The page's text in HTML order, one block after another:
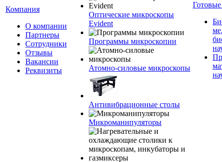
Компания
О компании
Партнеры
Сотрудники
Отзывы
Вакансии
Реквизиты
Оптические микроскопы
Evident
Программы микроскопии
Атомно-силовые микроскопы
Антивибрационные столы
Микроманипуляторы